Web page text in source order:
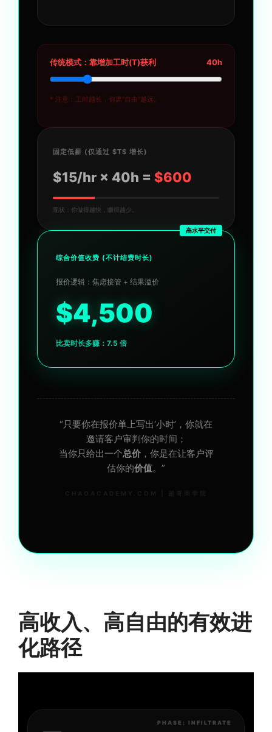
传统模式：靠增加工时(T)获利 40h
* 注意：工时越长，你离“自由”越远。
固定低薪 (仅通过 $T$ 增长)
$15/hr × 40h = $600
现状：你做得越快，赚得越少。
高水平交付
综合价值收费 (不计结费时长)
报价逻辑：焦虑接管 + 结果溢价
$4,500
比卖时长多赚： 7.5 倍
“只要你在报价单上写出‘小时’，你就在
邀请客户审判你的时间；
当你只给出一个总价，你是在让客户评
估你的价值。”
高收入、高自由的有效进
化路径
PHASE: INFILTRATE